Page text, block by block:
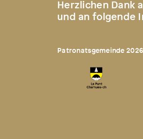
Herzlichen Dank
und an folgende
Patronatsgemeinde